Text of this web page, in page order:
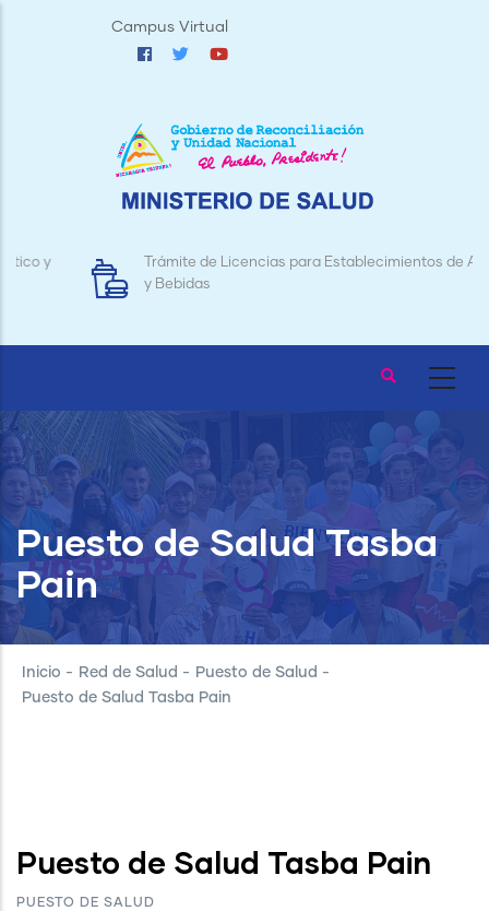
Campus Virtual
Trámite de Licencias para Establecimientos de Alimentos
y Bebidas
Puesto de Salud Tasba
Pain
Inicio - Red de Salud - Puesto de Salud -
Puesto de Salud Tasba Pain
Puesto de Salud Tasba Pain
PUESTO DE SALUD